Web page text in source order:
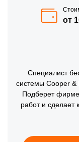
от
Специалист
системы Cooper &
Подберет
работ и сделает